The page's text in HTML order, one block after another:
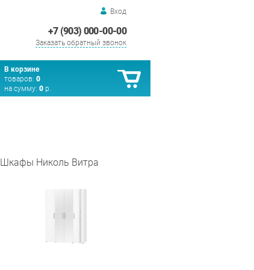
Вход
+7 (903) 000-00-00
Заказать обратный звонок
В корзине
товаров: 0
на сумму: 0 р.
Шкафы Николь Витра